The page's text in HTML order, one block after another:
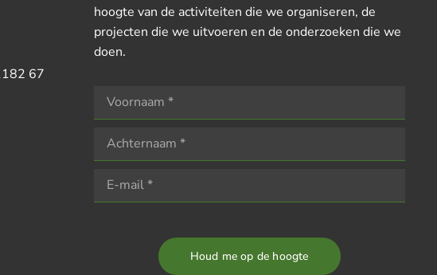
67
hoogte van de activiteiten die we organiseren, de
projecten die we uitvoeren en de onderzoeken die we
doen.
Houd me op de hoogte